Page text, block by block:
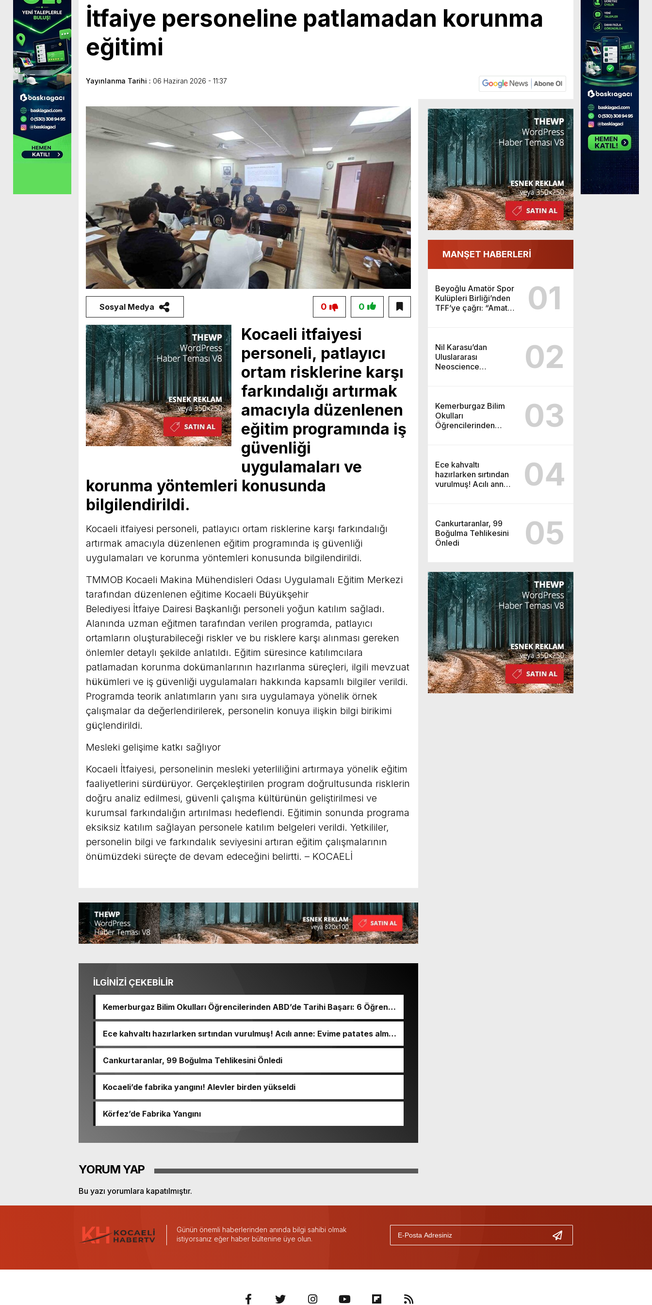
İtfaiye personeline patlamadan korunma
eğitimi
Yayınlanma Tarihi : 06 Haziran 2026 - 11:37
MANŞET HABERLERİ
Beyoğlu Amatör Spor
Kulüpleri Birliği’nden
TFF’ye çağrı: “Amatör
01
Nil Karasu’dan
Uluslararası
Neoscience
02
Kemerburgaz Bilim
Okulları
Öğrencilerinden
03
Ece kahvaltı
hazırlarken sırtından
vurulmuş! Acılı anne:
04
Cankurtaranlar, 99
Boğulma Tehlikesini
Önledi
05
Sosyal Medya 0
0
Kocaeli itfaiyesi
personeli, patlayıcı
ortam risklerine karşı
farkındalığı artırmak
amacıyla düzenlenen
eğitim programında iş
güvenliği
uygulamaları ve
korunma yöntemleri konusunda
bilgilendirildi.
Kocaeli itfaiyesi personeli, patlayıcı ortam risklerine karşı farkındalığı
artırmak amacıyla düzenlenen eğitim programında iş güvenliği
uygulamaları ve korunma yöntemleri konusunda bilgilendirildi.
TMMOB Kocaeli Makina Mühendisleri Odası Uygulamalı Eğitim Merkezi
tarafından düzenlenen eğitime Kocaeli Büyükşehir
Belediyesi İtfaiye Dairesi Başkanlığı personeli yoğun katılım sağladı.
Alanında uzman eğitmen tarafından verilen programda, patlayıcı
ortamların oluşturabileceği riskler ve bu risklere karşı alınması gereken
önlemler detaylı şekilde anlatıldı. Eğitim süresince katılımcılara
patlamadan korunma dokümanlarının hazırlanma süreçleri, ilgili mevzuat
hükümleri ve iş güvenliği uygulamaları hakkında kapsamlı bilgiler verildi.
Programda teorik anlatımların yanı sıra uygulamaya yönelik örnek
çalışmalar da değerlendirilerek, personelin konuya ilişkin bilgi birikimi
güçlendirildi.
Mesleki gelişime katkı sağlıyor
Kocaeli İtfaiyesi, personelinin mesleki yeterliliğini artırmaya yönelik eğitim
faaliyetlerini sürdürüyor. Gerçekleştirilen program doğrultusunda risklerin
doğru analiz edilmesi, güvenli çalışma kültürünün geliştirilmesi ve
kurumsal farkındalığın artırılması hedeflendi. Eğitimin sonunda programa
eksiksiz katılım sağlayan personele katılım belgeleri verildi. Yetkililer,
personelin bilgi ve farkındalık seviyesini artıran eğitim çalışmalarının
önümüzdeki süreçte de devam edeceğini belirtti. – KOCAELİ
İLGİNİZİ ÇEKEBİLİR
Kemerburgaz Bilim Okulları Öğrencilerinden ABD’de Tarihi Başarı: 6 Öğrenci
14 Madalya Kazandı
Ece kahvaltı hazırlarken sırtından vurulmuş! Acılı anne: Evime patates almak
haram
Cankurtaranlar, 99 Boğulma Tehlikesini Önledi
Kocaeli’de fabrika yangını! Alevler birden yükseldi
Körfez’de Fabrika Yangını
YORUM YAP
Bu yazı yorumlara kapatılmıştır.
Günün önemli haberlerinden anında bilgi sahibi olmak
istiyorsanız eğer haber bültenine üye olun.